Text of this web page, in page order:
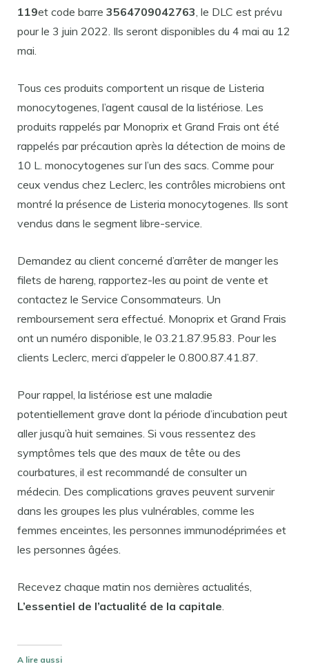
119et code barre 3564709042763, le DLC est prévu
pour le 3 juin 2022. Ils seront disponibles du 4 mai au 12
mai.
Tous ces produits comportent un risque de Listeria
monocytogenes, l’agent causal de la listériose. Les
produits rappelés par Monoprix et Grand Frais ont été
rappelés par précaution après la détection de moins de
10 L. monocytogenes sur l’un des sacs. Comme pour
ceux vendus chez Leclerc, les contrôles microbiens ont
montré la présence de Listeria monocytogenes. Ils sont
vendus dans le segment libre-service.
Demandez au client concerné d’arrêter de manger les
filets de hareng, rapportez-les au point de vente et
contactez le Service Consommateurs. Un
remboursement sera effectué. Monoprix et Grand Frais
ont un numéro disponible, le 03.21.87.95.83. Pour les
clients Leclerc, merci d’appeler le 0.800.87.41.87.
Pour rappel, la listériose est une maladie
potentiellement grave dont la période d’incubation peut
aller jusqu’à huit semaines. Si vous ressentez des
symptômes tels que des maux de tête ou des
courbatures, il est recommandé de consulter un
médecin. Des complications graves peuvent survenir
dans les groupes les plus vulnérables, comme les
femmes enceintes, les personnes immunodéprimées et
les personnes âgées.
Recevez chaque matin nos dernières actualités,
L’essentiel de l’actualité de la capitale.
A lire aussi